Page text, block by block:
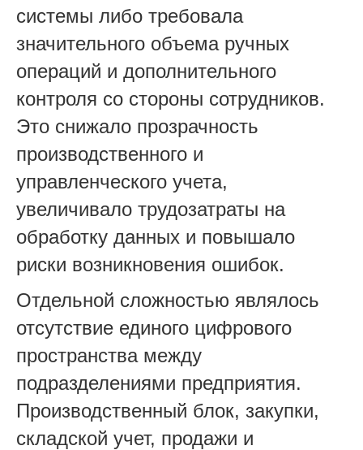
системы либо требовала
значительного объема ручных
операций и дополнительного
контроля со стороны сотрудников.
Это снижало прозрачность
производственного и
управленческого учета,
увеличивало трудозатраты на
обработку данных и повышало
риски возникновения ошибок.
Отдельной сложностью являлось
отсутствие единого цифрового
пространства между
подразделениями предприятия.
Производственный блок, закупки,
складской учет, продажи и